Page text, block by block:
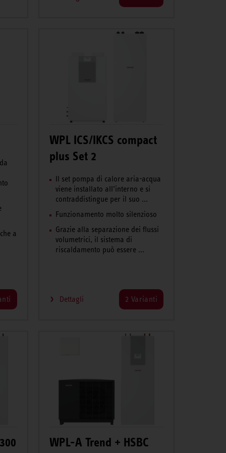
a
WPL ICS/IKCS compact
plus Set 2
Il set pompa di calore aria-acqua
viene installato all’interno e si
contraddistingue per il suo ...
Funzionamento molto silenzioso
Grazie alla separazione dei flussi
volumetrici, il sistema di
riscaldamento può essere ...
Dettagli 2 Varianti
WPL-A Trend + HSBC